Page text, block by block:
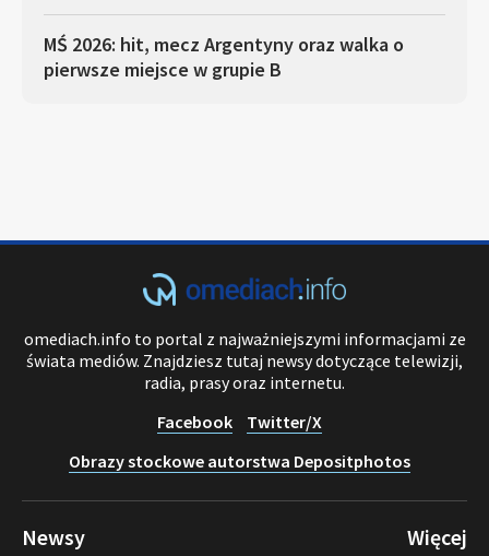
MŚ 2026: hit, mecz Argentyny oraz walka o
pierwsze miejsce w grupie B
omediach.info to portal z najważniejszymi informacjami ze
świata mediów. Znajdziesz tutaj newsy dotyczące telewizji,
radia, prasy oraz internetu.
Facebook
Twitter/X
Obrazy stockowe autorstwa Depositphotos
Newsy Więcej